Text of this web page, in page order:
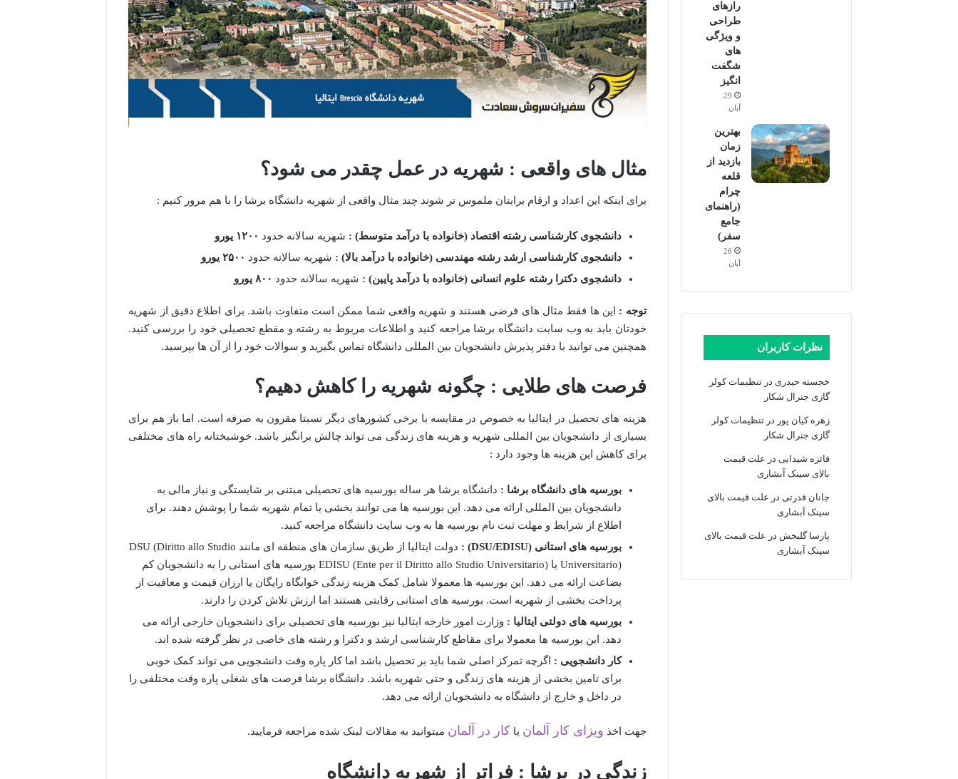
مثال های واقعی : شهریه در عمل چقدر می شود؟
برای اینکه این اعداد و ارقام برایتان ملموس تر شوند چند مثال واقعی از شهریه دانشگاه برشا را با هم مرور کنیم :
دانشجوی کارشناسی رشته اقتصاد (خانواده با درآمد متوسط) : شهریه سالانه حدود ۱۲۰۰ یورو
دانشجوی کارشناسی ارشد رشته مهندسی (خانواده با درآمد بالا) : شهریه سالانه حدود ۲۵۰۰ یورو
دانشجوی دکترا رشته علوم انسانی (خانواده با درآمد پایین) : شهریه سالانه حدود ۸۰۰ یورو
توجه :
این ها فقط مثال های فرضی هستند و شهریه واقعی شما ممکن است متفاوت باشد. برای اطلاع دقیق از شهریه
خودتان باید به وب سایت دانشگاه برشا مراجعه کنید و اطلاعات مربوط به رشته و مقطع تحصیلی خود را بررسی کنید.
همچنین می توانید با دفتر پذیرش دانشجویان بین المللی دانشگاه تماس بگیرید و سوالات خود را از آن ها بپرسید.
فرصت های طلایی : چگونه شهریه را کاهش دهیم؟
هزینه های تحصیل در ایتالیا به خصوص در مقایسه با برخی کشورهای دیگر نسبتا مقرون به صرفه است. اما باز هم برای
بسیاری از دانشجویان بین المللی شهریه و هزینه های زندگی می تواند چالش برانگیز باشد. خوشبختانه راه های مختلفی
برای کاهش این هزینه ها وجود دارد :
بورسیه های دانشگاه برشا : دانشگاه برشا هر ساله بورسیه های تحصیلی مبتنی بر شایستگی و نیاز مالی به
دانشجویان بین المللی ارائه می دهد. این بورسیه ها می توانند بخشی یا تمام شهریه شما را پوشش دهند. برای
اطلاع از شرایط و مهلت ثبت نام بورسیه ها به وب سایت دانشگاه مراجعه کنید.
بورسیه های استانی (DSU/EDISU)
:
دولت ایتالیا از طریق سازمان های منطقه ای مانند DSU (Diritto allo Studio
Universitario) یا EDISU (Ente per il Diritto allo Studio Universitario) بورسیه های استانی را به دانشجویان کم
بضاعت ارائه می دهد. این بورسیه ها معمولا شامل کمک هزینه زندگی خوابگاه رایگان یا ارزان قیمت و معافیت از
پرداخت بخشی از شهریه است. بورسیه های استانی رقابتی هستند اما ارزش تلاش کردن را دارند.
بورسیه های دولتی ایتالیا : وزارت امور خارجه ایتالیا نیز بورسیه های تحصیلی برای دانشجویان خارجی ارائه می
دهد. این بورسیه ها معمولا برای مقاطع کارشناسی ارشد و دکترا و رشته های خاصی در نظر گرفته شده اند.
کار دانشجویی : اگرچه تمرکز اصلی شما باید بر تحصیل باشد اما کار پاره وقت دانشجویی می تواند کمک خوبی
برای تامین بخشی از هزینه های زندگی و حتی شهریه باشد. دانشگاه برشا فرصت های شغلی پاره وقت مختلفی را
در داخل و خارج از دانشگاه به دانشجویان ارائه می دهد.
جهت اخذ ویزای کار آلمان یا کار در آلمان میتوانید به مقالات لینک شده مراجعه فرمایید.
زندگی در برشا : فراتر از شهریه دانشگاه
رازهای
طراحی
و ویژگی
های
شگفت
انگیز
29
آبان
بهترین
زمان
بازدید از
قلعه
چرام
(راهنمای
جامع
سفر)
26
آبان
نظرات کاربران
خجسته حیدری درتنظیمات کولر
گازی جنرال شکار
زهره کیان پور درتنظیمات کولر
گازی جنرال شکار
فائزه شیدایی در علت قیمت
بالای سینک آبشاری
جانان قدرتی در علت قیمت بالای
سینک آبشاری
پارسا گلبخش در علت قیمت بالای
سینک آبشاری